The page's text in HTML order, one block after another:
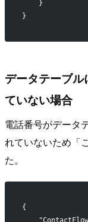
    }
}
データテーブ
ていない場合
電話番号がデータ
れていないため「
た。
{